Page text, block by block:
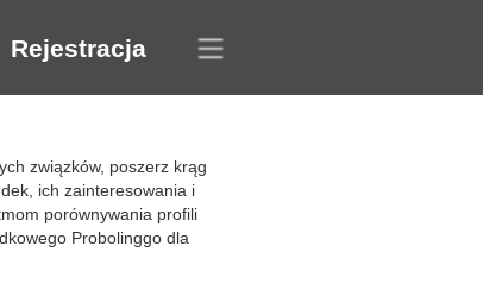
Rejestracja
związków, poszerz krąg
ich zainteresowania i
porównywania profili
Probolinggo dla